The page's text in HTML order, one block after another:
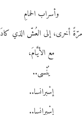
وأسراب الحمامِ
مرّةً أخرى، إلى العُشّ الذي كادَ
مع الأيَّامَ،
يُنْسى..
إسْبرانسا..
إسْبرانسا..